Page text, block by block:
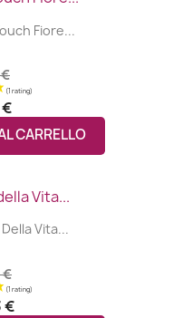
Fiore...
CARRELLO
Vita...
€
€